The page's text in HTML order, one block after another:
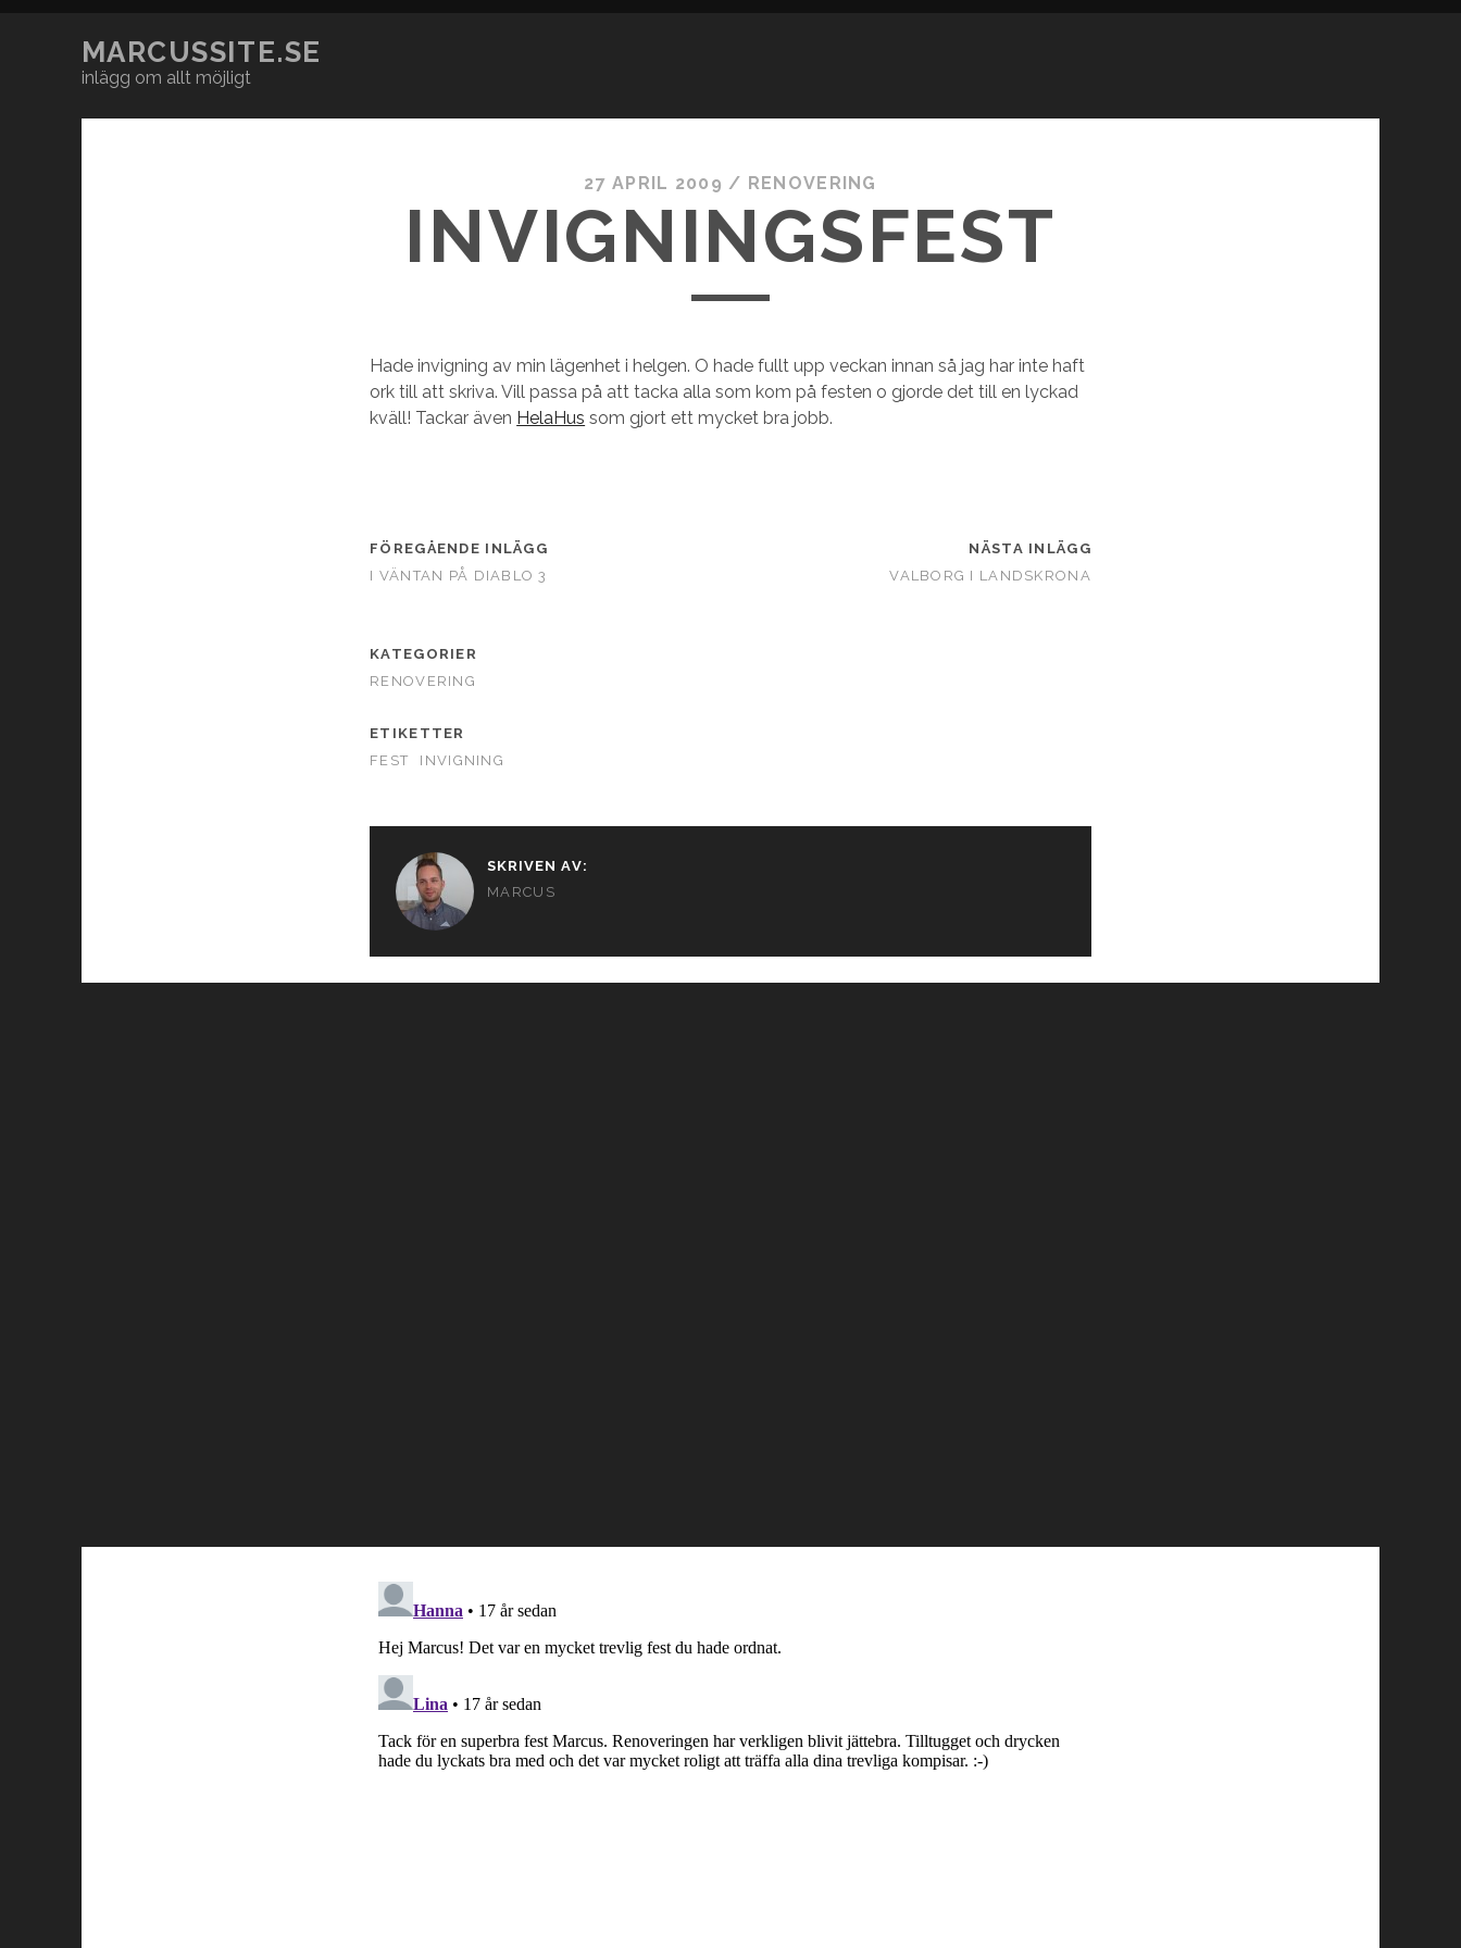
MARCUSSITE.SE
inlägg om allt möjligt
27 APRIL 2009 / RENOVERING
INVIGNINGSFEST
Hade invigning av min lägenhet i helgen. O hade fullt upp veckan innan så jag har inte haft
ork till att skriva. Vill passa på att tacka alla som kom på festen o gjorde det till en lyckad
kväll! Tackar även HelaHus som gjort ett mycket bra jobb.
FÖREGÅENDE INLÄGG
I VÄNTAN PÅ DIABLO 3
NÄSTA INLÄGG
VALBORG I LANDSKRONA
KATEGORIER
RENOVERING
ETIKETTER
FEST
INVIGNING
SKRIVEN AV:
MARCUS